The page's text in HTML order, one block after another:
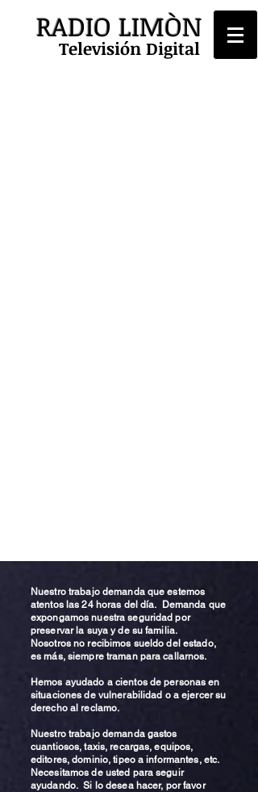
RADIO LIMÒN
Televisión Digital
Nuestro trabajo demanda que estemos
atentos las 24 horas del día. Demanda que
expongamos nuestra seguridad por
preservar la suya y de su familia.
Nosotros no recibimos sueldo del estado,
es más, siempre traman para callarnos.
Hemos ayudado a cientos de personas en
situaciones de vulnerabilidad o a ejercer su
derecho al reclamo.
Nuestro trabajo demanda gastos
cuantiosos, taxis, recargas, equipos,
editores, dominio, tipeo a informantes, etc.
Necesitamos de usted para seguir
ayudando. Si lo desea hacer, por favor